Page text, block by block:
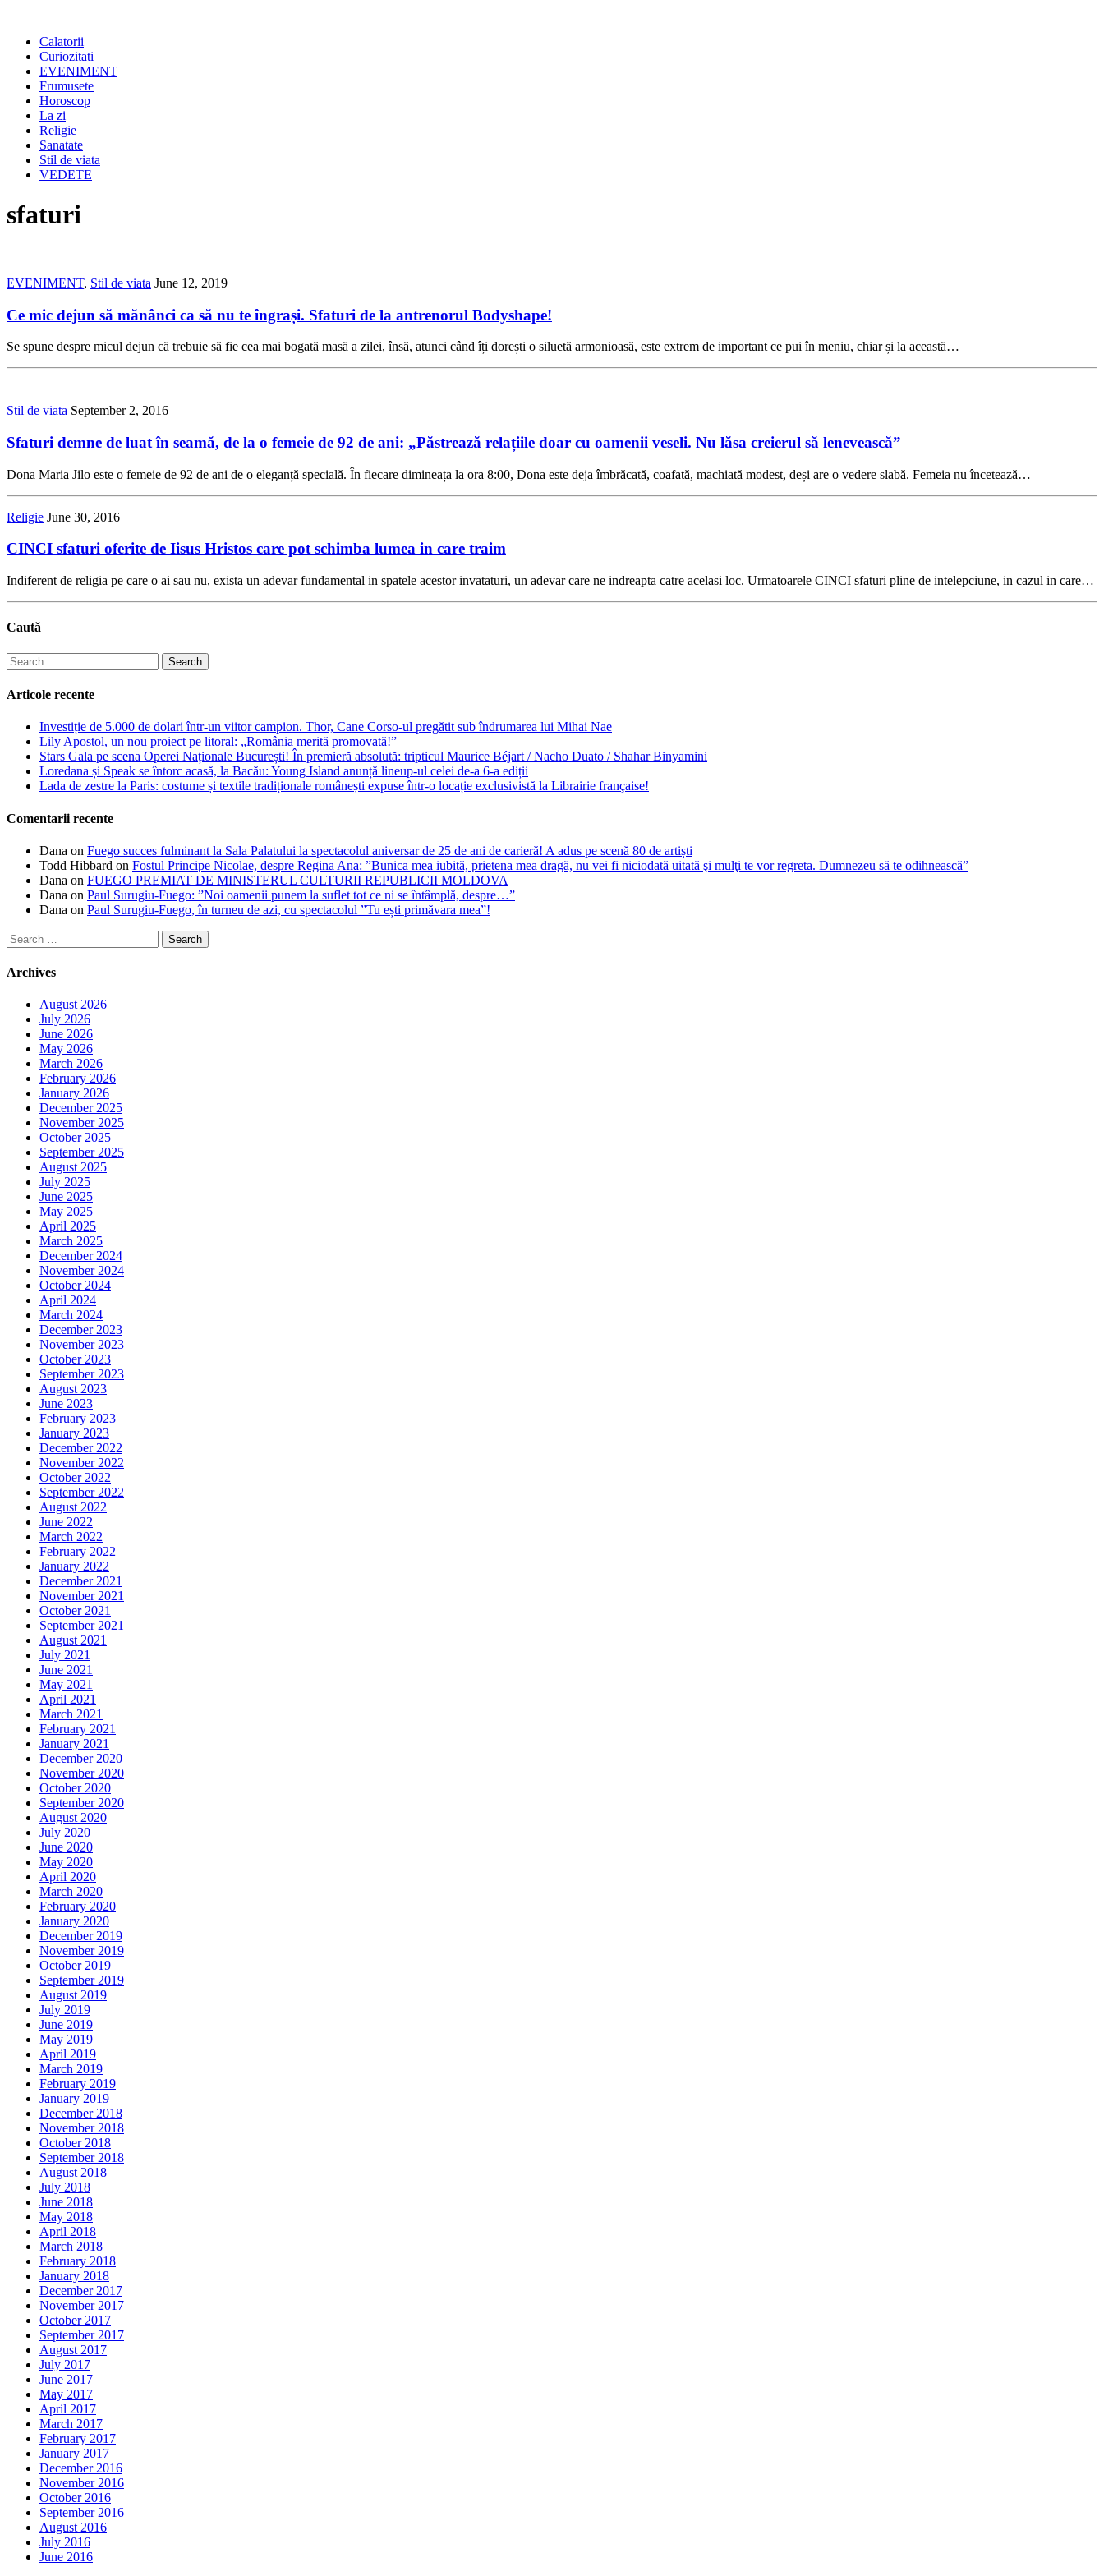
Calatorii
Curiozitati
EVENIMENT
Frumusete
Horoscop
La zi
Religie
Sanatate
Stil de viata
VEDETE
sfaturi
EVENIMENT, Stil de viata June 12, 2019
Ce mic dejun să mănânci ca să nu te îngrași. Sfaturi de la antrenorul Bodyshape!
Se spune despre micul dejun că trebuie să fie cea mai bogată masă a zilei, însă, atunci când îți dorești o siluetă armonioasă, este extrem de important ce pui în meniu, chiar și la această…
Stil de viata September 2, 2016
Sfaturi demne de luat în seamă, de la o femeie de 92 de ani: „Păstrează relațiile doar cu oamenii veseli. Nu lăsa creierul să lenevească”
Dona Maria Jilo este o femeie de 92 de ani de o eleganță specială. În fiecare dimineața la ora 8:00, Dona este deja îmbrăcată, coafată, machiată modest, deși are o vedere slabă. Femeia nu încetează…
Religie June 30, 2016
CINCI sfaturi oferite de Iisus Hristos care pot schimba lumea in care traim
Indiferent de religia pe care o ai sau nu, exista un adevar fundamental in spatele acestor invataturi, un adevar care ne indreapta catre acelasi loc. Urmatoarele CINCI sfaturi pline de intelepciune, in cazul in care…
Caută
Search
for:
Articole recente
Investiție de 5.000 de dolari într-un viitor campion. Thor, Cane Corso-ul pregătit sub îndrumarea lui Mihai Nae
Lily Apostol, un nou proiect pe litoral: „România merită promovată!”
Stars Gala pe scena Operei Naționale București! În premieră absolută: tripticul Maurice Béjart / Nacho Duato / Shahar Binyamini
Loredana și Speak se întorc acasă, la Bacău: Young Island anunță lineup-ul celei de-a 6-a ediții
Lada de zestre la Paris: costume și textile tradiționale românești expuse într-o locație exclusivistă la Librairie française!
Comentarii recente
Dana on Fuego succes fulminant la Sala Palatului la spectacolul aniversar de 25 de ani de carieră! A adus pe scenă 80 de artiști
Todd Hibbard on Fostul Principe Nicolae, despre Regina Ana: ”Bunica mea iubită, prietena mea dragă, nu vei fi niciodată uitată şi mulţi te vor regreta. Dumnezeu să te odihnească”
Dana on FUEGO PREMIAT DE MINISTERUL CULTURII REPUBLICII MOLDOVA
Dana on Paul Surugiu-Fuego: ”Noi oamenii punem la suflet tot ce ni se întâmplă, despre…”
Dana on Paul Surugiu-Fuego, în turneu de azi, cu spectacolul ”Tu ești primăvara mea”!
Search
for:
Archives
August 2026
July 2026
June 2026
May 2026
March 2026
February 2026
January 2026
December 2025
November 2025
October 2025
September 2025
August 2025
July 2025
June 2025
May 2025
April 2025
March 2025
December 2024
November 2024
October 2024
April 2024
March 2024
December 2023
November 2023
October 2023
September 2023
August 2023
June 2023
February 2023
January 2023
December 2022
November 2022
October 2022
September 2022
August 2022
June 2022
March 2022
February 2022
January 2022
December 2021
November 2021
October 2021
September 2021
August 2021
July 2021
June 2021
May 2021
April 2021
March 2021
February 2021
January 2021
December 2020
November 2020
October 2020
September 2020
August 2020
July 2020
June 2020
May 2020
April 2020
March 2020
February 2020
January 2020
December 2019
November 2019
October 2019
September 2019
August 2019
July 2019
June 2019
May 2019
April 2019
March 2019
February 2019
January 2019
December 2018
November 2018
October 2018
September 2018
August 2018
July 2018
June 2018
May 2018
April 2018
March 2018
February 2018
January 2018
December 2017
November 2017
October 2017
September 2017
August 2017
July 2017
June 2017
May 2017
April 2017
March 2017
February 2017
January 2017
December 2016
November 2016
October 2016
September 2016
August 2016
July 2016
June 2016